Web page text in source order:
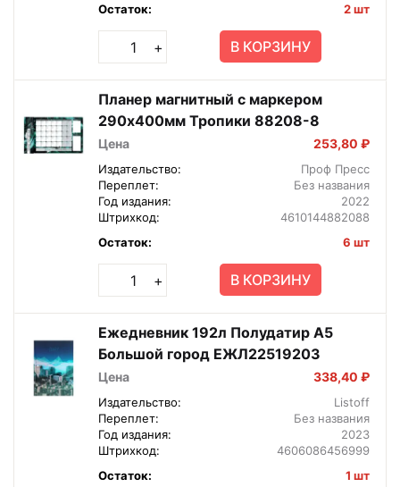
Остаток:
2 шт
+ В КОРЗИНУ
Планер магнитный с маркером
290х400мм Тропики 88208-8
Цена 253,80 ₽
Издательство:
Проф Пресс
Переплет:
Без названия
Год издания:
2022
Штрихкод:
4610144882088
Остаток:
6 шт
+ В КОРЗИНУ
Ежедневник 192л Полудатир А5
Большой город ЕЖЛ22519203
Цена 338,40 ₽
Издательство:
Listoff
Переплет:
Без названия
Год издания:
2023
Штрихкод:
4606086456999
Остаток:
1 шт